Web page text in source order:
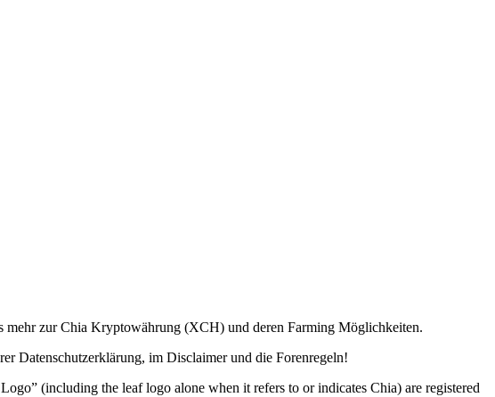
zur Chia Kryptowährung (XCH) und deren Farming Möglichkeiten.
Datenschutzerklärung, im Disclaimer und die Forenregeln!
the leaf logo alone when it refers to or indicates Chia) are registered